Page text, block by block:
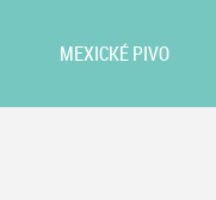
MEXICKÉ PIVO